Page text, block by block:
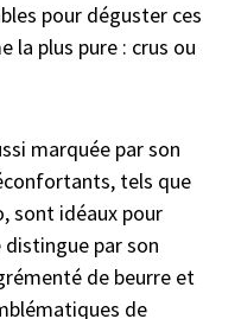
pour déguster ces
la plus pure : crus ou
marquée par son
tels que
sont idéaux pour
distingue par son
de beurre et
de